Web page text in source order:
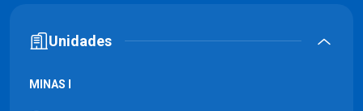
Unidades
MINAS I